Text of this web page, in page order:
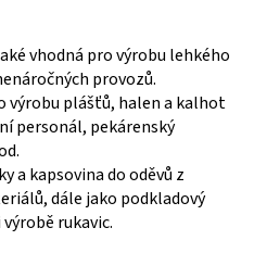
vhodná pro výrobu lehkého
provozů.
výrobu plášťů, halen a kalhot
personál, pekárenský
a kapsovina do oděvů z
dále jako podkladový
rukavic.